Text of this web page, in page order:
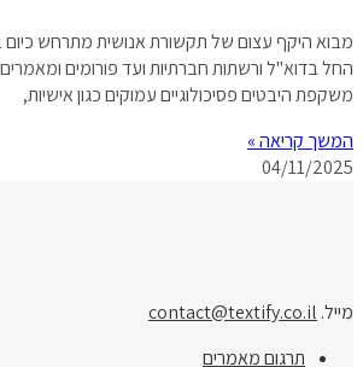
מבוא היקף עצום של תקשורת אנושית מתרחש
החל בדוא"ל ורשתות חברתיות ועד פורומים
משקפת היבטים פסיכולוגיים עמוקים כגון אישיות,
המשך קריאה »
04/11/2025
מייל. contact@textify.co.il
תרגום מאמרים